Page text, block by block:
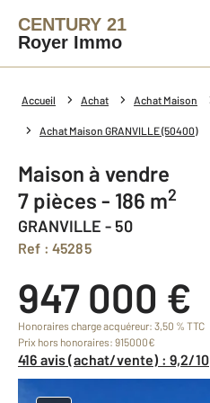
CENTURY 21
Royer Immo
Accueil Achat Achat Maison
Achat Maison GRANVILLE (50400)
Maison à vendre
7 pièces - 186 m2
GRANVILLE - 50
Ref : 45285
947 000 €
Honoraires charge acquéreur: 3,50 % TTC
Prix hors honoraires: 915000€
416 avis (achat/vente) : 9,2/10